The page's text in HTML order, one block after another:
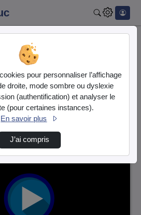
pour personnaliser l’affichage
droite, mode sombre ou dyslexie
(authentification) et analyser le
(pour certaines instances).
En savoir plus
J’ai compris